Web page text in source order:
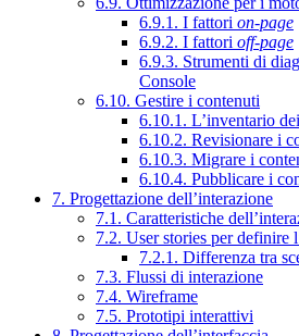
6.9.1. I fattori on-page
6.9.2. I fattori off-page
6.9.3. Strumenti di
Console
6.10. Gestire i contenuti
6.10.1. L’inventario
6.10.2. Revisionare i
6.10.3. Migrare i
6.10.4. Pubblicare i
7. Progettazione dell’interazione
7.1. Caratteristiche
7.2. User stories per definire
7.2.1. Differenza tra
7.3. Flussi di interazione
7.4. Wireframe
7.5. Prototipi interattivi